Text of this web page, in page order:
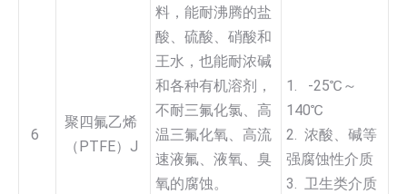
6
聚四氟乙烯
（PTFE）J
料，能耐沸腾的盐
酸、硫酸、硝酸和
王水，也能耐浓碱
和各种有机溶剂，
不耐三氟化氯、高
温三氟化氧、高流
速液氟、液氧、臭
氧的腐蚀。
1. -25℃～
140℃
2. 浓酸、碱等
强腐蚀性介质
3. 卫生类介质